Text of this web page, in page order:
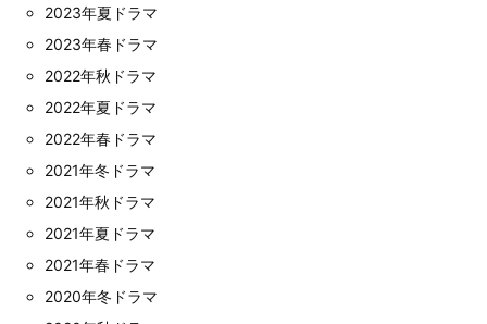
2023年夏ドラマ
2023年春ドラマ
2022年秋ドラマ
2022年夏ドラマ
2022年春ドラマ
2021年冬ドラマ
2021年秋ドラマ
2021年夏ドラマ
2021年春ドラマ
2020年冬ドラマ